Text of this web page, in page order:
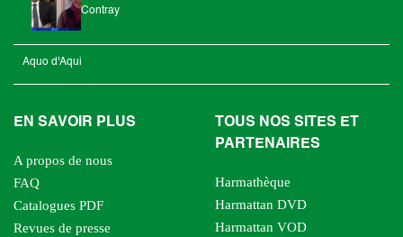
Contray
Aquo d'Aqui
EN SAVOIR PLUS
A propos de nous
FAQ
Catalogues PDF
Revues de presse
TOUS NOS SITES ET
PARTENAIRES
Harmathèque
Harmattan DVD
Harmattan VOD